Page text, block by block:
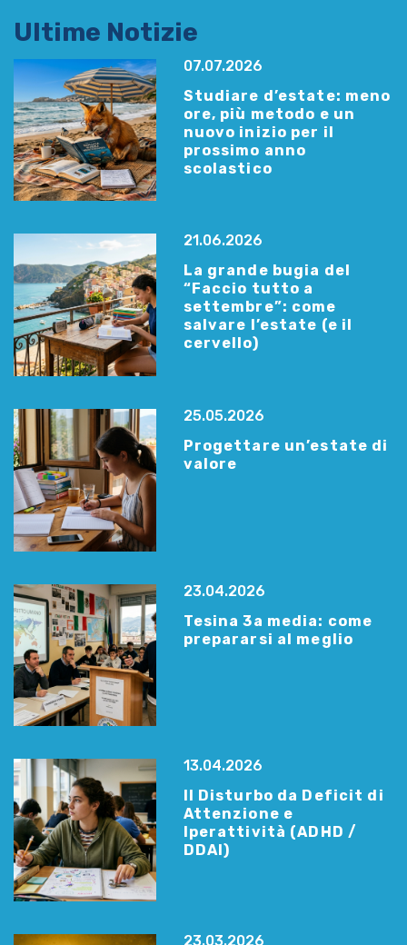
Ultime Notizie
07.07.2026
Studiare d’estate: meno
ore, più metodo e un
nuovo inizio per il
prossimo anno
scolastico
21.06.2026
La grande bugia del
“Faccio tutto a
settembre”: come
salvare l’estate (e il
cervello)
25.05.2026
Progettare un’estate di
valore
23.04.2026
Tesina 3a media: come
prepararsi al meglio
13.04.2026
Il Disturbo da Deficit di
Attenzione e
Iperattività (ADHD /
DDAI)
23.03.2026